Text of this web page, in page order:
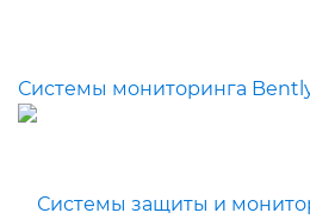
Системы мониторинга Bently